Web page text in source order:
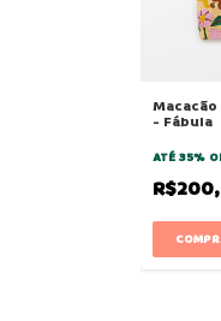
- Fábula
ATÉ 35%